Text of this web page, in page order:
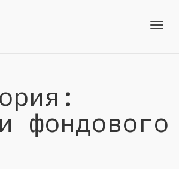
фондового